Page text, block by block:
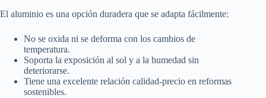
El aluminio es una opción duradera que se adapta fácilmente:
No se oxida ni se deforma con los cambios de
temperatura.
Soporta la exposición al sol y a la humedad sin
deteriorarse.
Tiene una excelente relación calidad-precio en reformas
sostenibles.